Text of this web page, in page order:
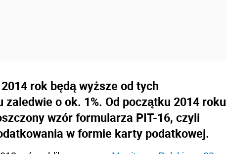
rok będą wyższe od tych
o ok. 1%. Od początku 2014 roku
wzór formularza PIT-16, czyli
w formie karty podatkowej.